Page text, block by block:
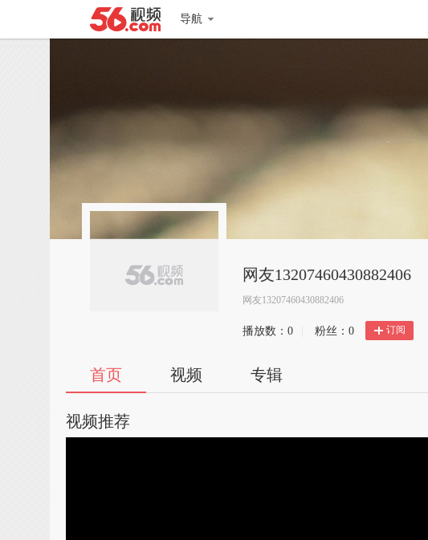
导航
网友13207460430882406
网友13207460430882406
播放数： 0 粉丝： 0 订阅
首页 视频 专辑
视频推荐